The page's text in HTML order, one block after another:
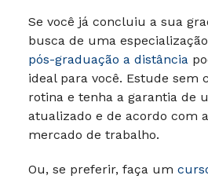
Se você já concluiu a sua
busca de uma
pós-graduação a distância
ideal para você. Estude sem
rotina e tenha a garantia de
atualizado e de acordo com
mercado de trabalho.
Ou, se preferir, faça um